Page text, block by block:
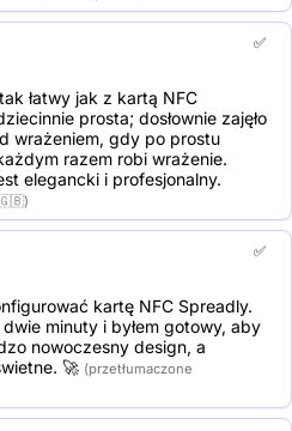
✅
łatwy jak z kartą NFC
prosta; dosłownie zajęło
wrażeniem, gdy po prostu
razem robi wrażenie.
elegancki i profesjonalny.
🇬🇧)
✅
kartę NFC Spreadly.
dwie minuty i byłem gotowy, aby
nowoczesny design, a
🚀 (przetłumaczone